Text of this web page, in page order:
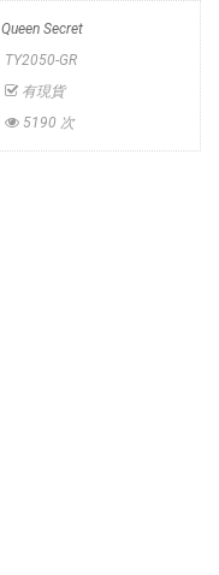
Queen Secret
TY2050-GR
有現貨
5190 次